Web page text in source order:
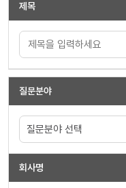
제목
질문분야
회사명